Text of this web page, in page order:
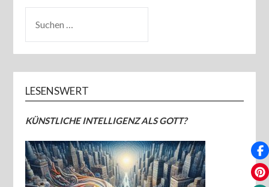
NACH:
LESENSWERT
KÜNSTLICHE INTELLIGENZ ALS GOTT?